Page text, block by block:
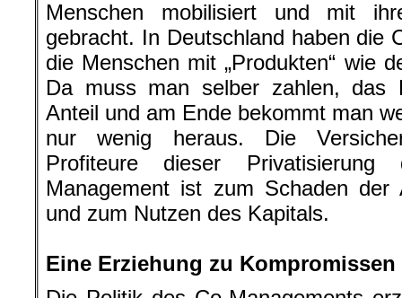
Menschen mobilisiert und mit
gebracht. In Deutschland haben die
die Menschen mit „Produkten“ wie
Da muss man selber zahlen, das
Anteil und am Ende bekommt man
nur wenig heraus. Die
Profiteure dieser
Management ist zum Schaden der
und zum Nutzen des Kapitals.
Eine Erziehung zu